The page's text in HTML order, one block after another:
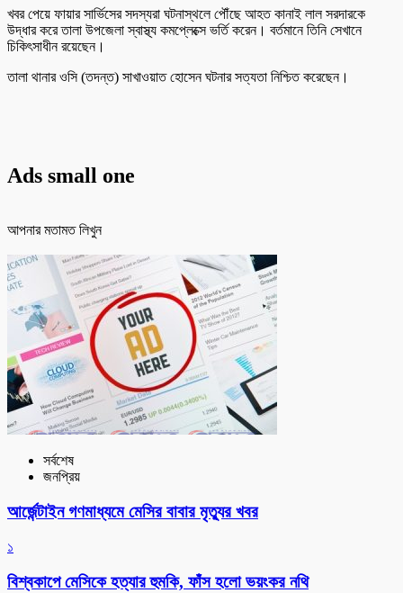
খবর পেয়ে ফায়ার সার্ভিসের সদস্যরা ঘটনাস্থলে পৌঁছে আহত কানাই লাল সরদারকে
উদ্ধার করে তালা উপজেলা স্বাস্থ্য কমপ্লেক্সে ভর্তি করেন। বর্তমানে তিনি সেখানে
চিকিৎসাধীন রয়েছেন।
তালা থানার ওসি (তদন্ত) সাখাওয়াত হোসেন ঘটনার সত্যতা নিশ্চিত করেছেন।
Ads small one
আপনার মতামত লিখুন
সর্বশেষ
জনপ্রিয়
আর্জেন্টাইন গণমাধ্যমে মেসির বাবার মৃত্যুর খবর
১
বিশ্বকাপে মেসিকে হত্যার হুমকি, ফাঁস হলো ভয়ংকর নথি